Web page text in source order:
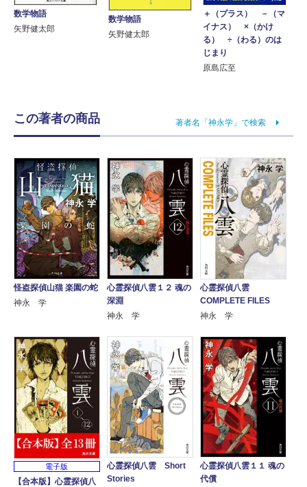
数学物語
矢野健太郎
数学物語
矢野健太郎
＋（プラス） －（マ
イナス） ×（かけ
る） ÷（わる）のは
じまり
原島広至
この著者の商品 著者名「神永学」で検索
怪盗探偵山猫 楽園の蛇
神永 学
心霊探偵八雲１２ 魂の
深淵
神永 学
心霊探偵八雲
COMPLETE FILES
神永 学
電子版
【合本版】心霊探偵八
心霊探偵八雲 Short
Stories
心霊探偵八雲１１ 魂の
代償